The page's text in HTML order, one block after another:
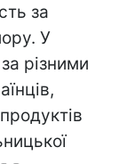
за
У
різними